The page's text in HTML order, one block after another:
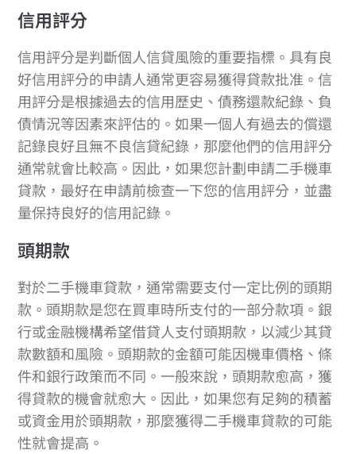
信用評分
信用評分是判斷個人信貸風險的重要指標。具有良
好信用評分的申請人通常更容易獲得貸款批准。信
用評分是根據過去的信用歷史、債務還款紀錄、負
債情況等因素來評估的。如果一個人有過去的償還
記錄良好且無不良信貸紀錄，那麼他們的信用評分
通常就會比較高。因此，如果您計劃申請二手機車
貸款，最好在申請前檢查一下您的信用評分，並盡
量保持良好的信用記錄。
頭期款
對於二手機車貸款，通常需要支付一定比例的頭期
款。頭期款是您在買車時所支付的一部分款項。銀
行或金融機構希望借貸人支付頭期款，以減少其貸
款數額和風險。頭期款的金額可能因機車價格、條
件和銀行政策而不同。一般來說，頭期款愈高，獲
得貸款的機會就愈大。因此，如果您有足夠的積蓄
或資金用於頭期款，那麼獲得二手機車貸款的可能
性就會提高。